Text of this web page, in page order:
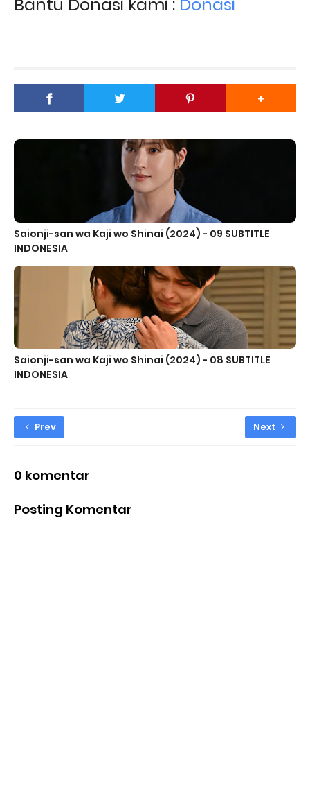
Saionji-san wa Kaji wo Shinai (2024) - 09 SUBTITLE
INDONESIA
Saionji-san wa Kaji wo Shinai (2024) - 08 SUBTITLE
INDONESIA
Prev Next
0 komentar
Posting Komentar